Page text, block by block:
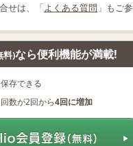
せは、「よくある質問 」もご参
料)なら便利機能が満載!
存できる
数が2回から4回に増加